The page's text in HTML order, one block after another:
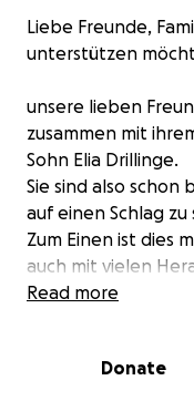
Liebe Freunde,
unterstützen
unsere lieben
zusammen mit
Sohn Elia Drillinge.
Sie sind also
auf einen Schlag zu
Zum Einen ist dies
auch mit vielen
waren die Worte
Read more
Donate